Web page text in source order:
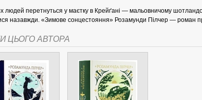
ГУАНСІ. ГІПЕРІОН
людей перетнуться у маєтку в Крейґані — мальовничому
назавжди. «Зимове сонцестояння» Розамунди Пілчер — роман
ЦЬОГО АВТОРА